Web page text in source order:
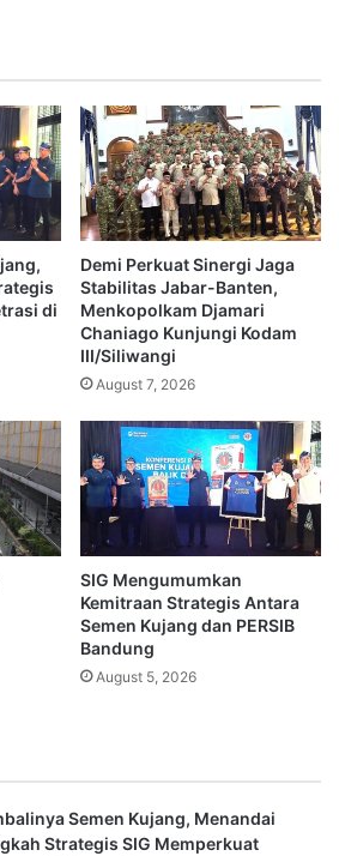
di
Demi Perkuat Sinergi Jaga
Stabilitas Jabar-Banten,
Menkopolkam Djamari
Chaniago Kunjungi Kodam
III/Siliwangi
August 7, 2026
SIG Mengumumkan
Kemitraan Strategis Antara
Semen Kujang dan PERSIB
Bandung
August 5, 2026
Semen Kujang, Menandai
Strategis SIG Memperkuat